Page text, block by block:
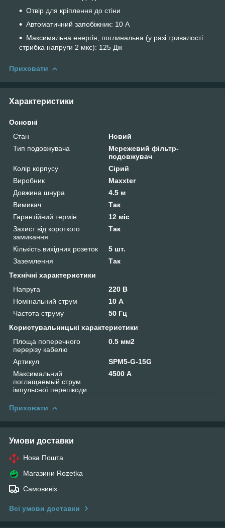
Отвір для кріплення до стіни
Автоматичний запобіжник: 10 А
Максимальна енергія, поглинальна (у разі тривалості
стрибка напруги 2 мкс): 125 Дж
Приховати
Характеристики
Основні
Стан
Новий
Тип подовжувача
Мережевий фільтр-
подовжувач
Колір корпусу
Сірий
Виробник
Maxxter
Довжина шнура
4.5 м
Вимикач
Так
Гарантійний термін
12 міс
Захист від короткого
замикання
Так
Кількість вихідних розеток
5 шт.
Заземлення
Так
Технічні характеристики
Напруга
220 В
Номінальний струм
10 А
Частота струму
50 Гц
Користувальницькі характеристики
Площа поперечного
перерізу кабелю
0.5 мм2
Артикул
SPM5-G-15G
Максимальний
поглащаемый струм
імпульсної перешкоди
4500 А
Приховати
Умови доставки
Нова Пошта
Магазини Rozetka
Самовивіз
Всі умови доставки